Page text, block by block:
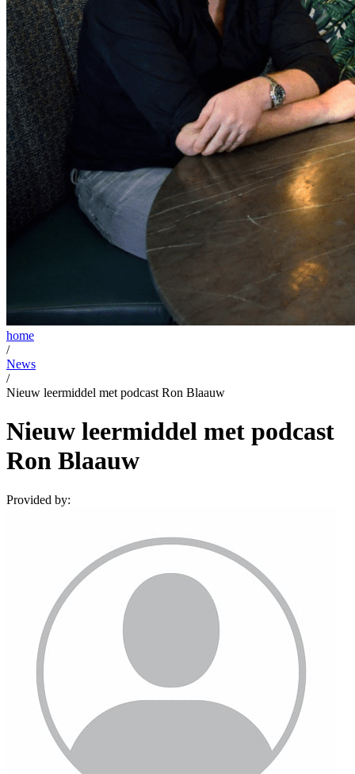
home
/
News
/
Nieuw leermiddel met podcast Ron Blaauw
Nieuw leermiddel met podcast
Ron Blaauw
Provided by: